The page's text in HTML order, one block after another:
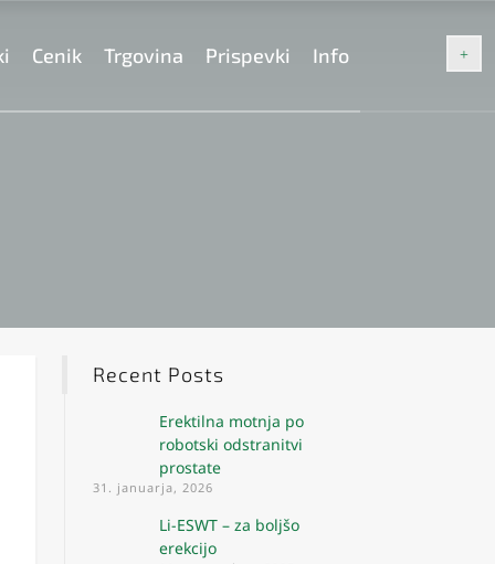
Cenik Trgovina Prispevki Info
Recent Posts
Erektilna motnja po
robotski odstranitvi
prostate
31. januarja, 2026
Li-ESWT – za boljšo
erekcijo